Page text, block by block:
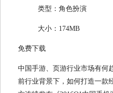
类型：角色扮演
大小：174MB
免费下载
中国手游、页游行业市场有何
前行业背景下，如何打造一款